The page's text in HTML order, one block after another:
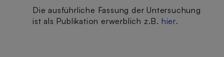
Die ausführliche Fassung der Untersuchung
ist als Publikation erwerblich z.B. hier.